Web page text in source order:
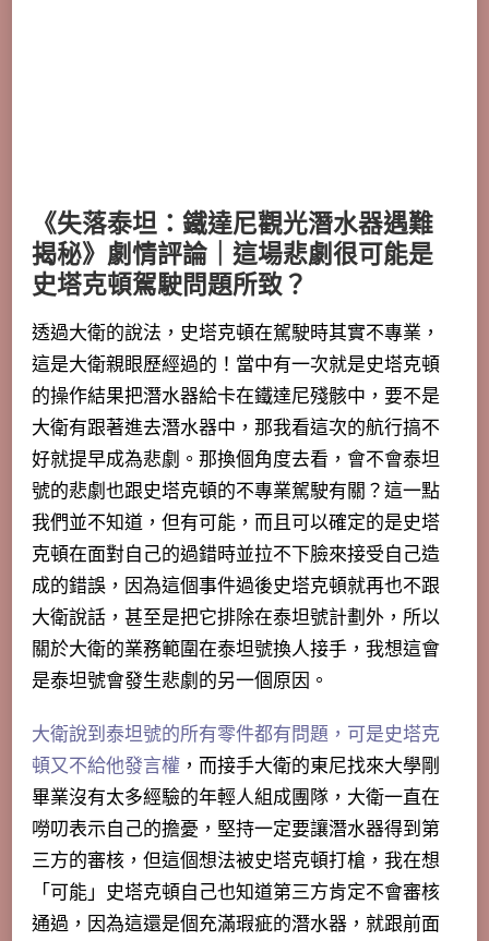
《失落泰坦：鐵達尼觀光潛水器遇難
揭秘》劇情評論｜這場悲劇很可能是
史塔克頓駕駛問題所致？
透過大衛的說法，史塔克頓在駕駛時其實不專業，
這是大衛親眼歷經過的！當中有一次就是史塔克頓
的操作結果把潛水器給卡在鐵達尼殘骸中，要不是
大衛有跟著進去潛水器中，那我看這次的航行搞不
好就提早成為悲劇。那換個角度去看， 會不會泰坦
號的悲劇也跟史塔克頓的不專業駕駛有關 ？這一點
我們並不知道，但有可能，而且可以確定的是史塔
克頓在面對自己的過錯時並拉不下臉來接受自己造
成的錯誤，因為這個事件過後史塔克頓就再也不跟
大衛說話，甚至是把它排除在泰坦號計劃外，所以
關於大衛的業務範圍在泰坦號換人接手，我想這會
是泰坦號會發生悲劇的另一個原因。
大衛說到泰坦號的所有零件都有問題，可是史塔克
頓又不給他發言權 ，而接手大衛的東尼找來大學剛
畢業沒有太多經驗的年輕人組成團隊，大衛一直在
嘮叨表示自己的擔憂，堅持一定要讓潛水器得到第
三方的審核，但這個想法被史塔克頓打槍，我在想
「可能」史塔克頓自己也知道第三方肯定不會審核
通過，因為這還是個充滿瑕疵的潛水器，就跟前面